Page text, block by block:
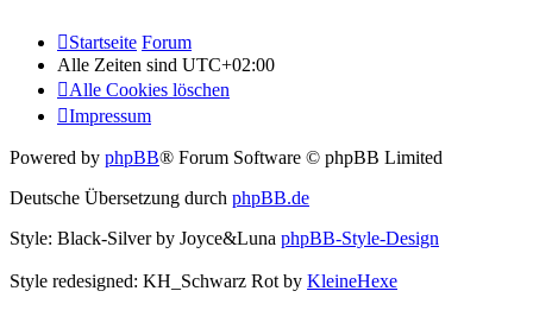
Startseite Forum
Alle Zeiten sind UTC+02:00
Alle Cookies löschen
Impressum
Powered by phpBB® Forum Software © phpBB Limited
Deutsche Übersetzung durch phpBB.de
Style: Black-Silver by Joyce&Luna phpBB-Style-Design
Style redesigned: KH_Schwarz Rot by KleineHexe